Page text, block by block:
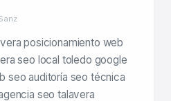
posicionamiento web
seo local toledo google
seo auditoría seo técnica
seo talavera